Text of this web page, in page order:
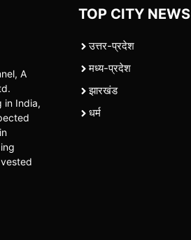
A
in India,
TOP CITY NEWS
उत्तर-प्रदेश
मध्य-प्रदेश
झारखंड
धर्म